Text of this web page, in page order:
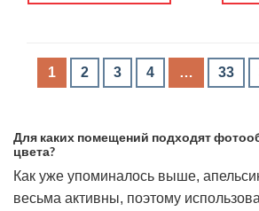
1 2 3 4 … 33
Для каких помещений подходят
цвета?
Как уже упоминалось выше,
весьма активны, поэтому